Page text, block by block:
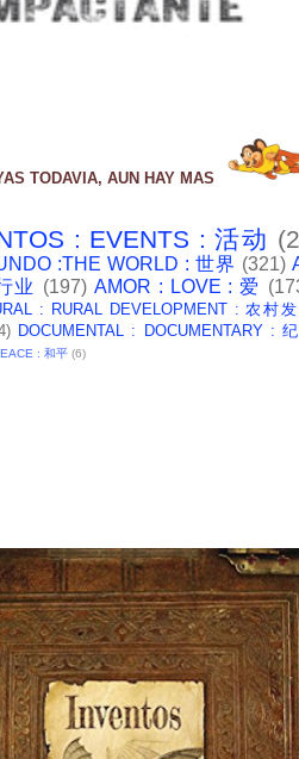
TODAVIA, AUN HAY MAS
: EVENTS : 活动
:THE WORLD : 世界 (321)
业 (197) AMOR : LOVE : 爱
: RURAL DEVELOPMENT : 农村
DOCUMENTAL : DOCUMENTARY :
: 和平 (6)